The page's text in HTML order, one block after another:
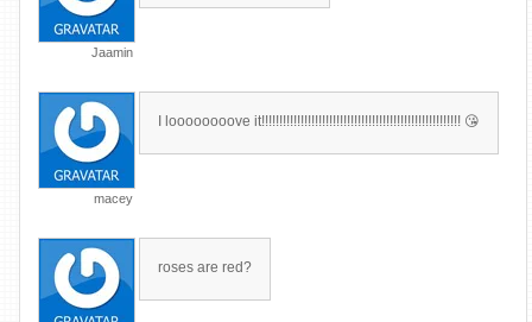
Jaamin
macey
I loooooooove it!!!!!!!!!!!!!!!!!!!!!!!!!!!!!!!!!!!!!!!!!!!!!!!!!!!!!!!! 😘
roses are red?